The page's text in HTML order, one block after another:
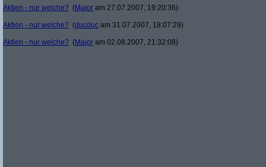
Aktien - nur welche? (Major am 27.07.2007, 19:20:36)
Aktien - nur welche? (ducduc am 31.07.2007, 18:07:29)
Aktien - nur welche? (Major am 02.08.2007, 21:32:08)